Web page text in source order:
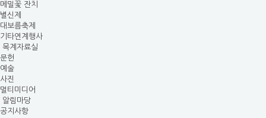
메밀꽃 잔치
별신제
대보름축제
기타연계행사
목계자료실
문헌
예술
사진
멀티미디어
알림마당
공지사항